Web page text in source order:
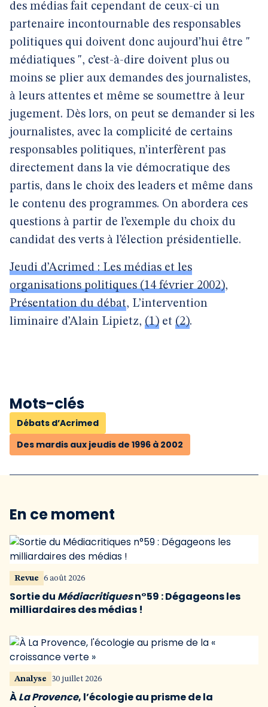
des médias fait cependant de ceux-ci un
partenaire incontournable des responsables
politiques qui doivent donc aujourd’hui être "
médiatiques ", c’est-à-dire doivent plus ou
moins se plier aux demandes des journalistes,
à leurs attentes et même se soumettre à leur
jugement. Dès lors, on peut se demander si les
journalistes, avec la complicité de certains
responsables politiques, n’interfèrent pas
directement dans la vie démocratique des
partis, dans le choix des leaders et même dans
le contenu des programmes. On abordera ces
questions à partir de l’exemple du choix du
candidat des verts à l’élection présidentielle.
Jeudi d’Acrimed : Les médias et les
organisations politiques (14 février 2002),
Présentation du débat, L’intervention
liminaire d’Alain Lipietz, (1) et (2).
Mots-clés
Débats d’Acrimed
Des mardis aux jeudis de 1996 à 2002
En ce moment
Revue 6 août 2026
Sortie du Médiacritiquesn°59 : Dégageons les
milliardaires des médias !
Analyse 30 juillet 2026
ÀLa Provence, l’écologie au prisme de la